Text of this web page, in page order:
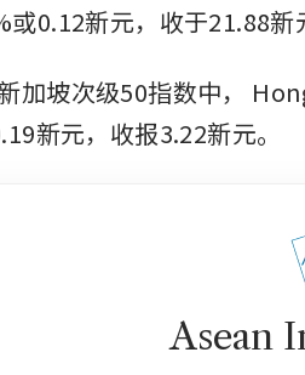
或0.12新元，收于21.88新
加坡次级50指数中，
新元，收报3.22新元。
Asean